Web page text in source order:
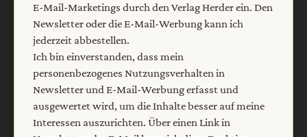
Angebote: Schlagwörter Gewinnspiele
Verlag: Media Sales einfach leben
Religion & Spiritualität CHRIST IN DER GEGENWART
Herder Korrespondenz Stimmen der Zeit
E-Mail-Marketings durch den Verlag Herder ein. Den
Newsletter oder die E-Mail-Werbung kann ich
jederzeit abbestellen.
Ich bin einverstanden, dass mein
personenbezogenes Nutzungsverhalten in
Newsletter und E-Mail-Werbung erfasst und
ausgewertet wird, um die Inhalte besser auf meine
Interessen auszurichten. Über einen Link in